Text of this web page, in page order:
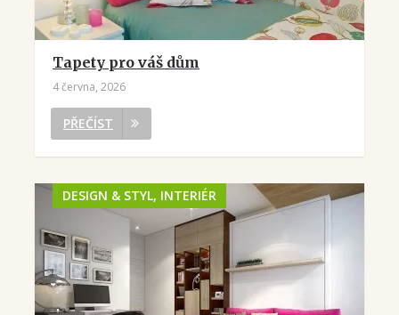
Tapety pro váš dům
4 června, 2026
PŘEČÍST
DESIGN & STYL, INTERIÉR